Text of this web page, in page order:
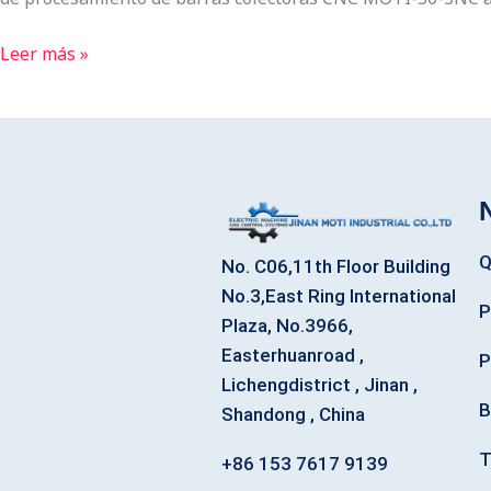
Leer más »
No. C06,11th Floor Building
No.3,East Ring International
Plaza, No.3966,
Easterhuanroad ,
Lichengdistrict , Jinan ,
Shandong , China
+86 153 7617 9139